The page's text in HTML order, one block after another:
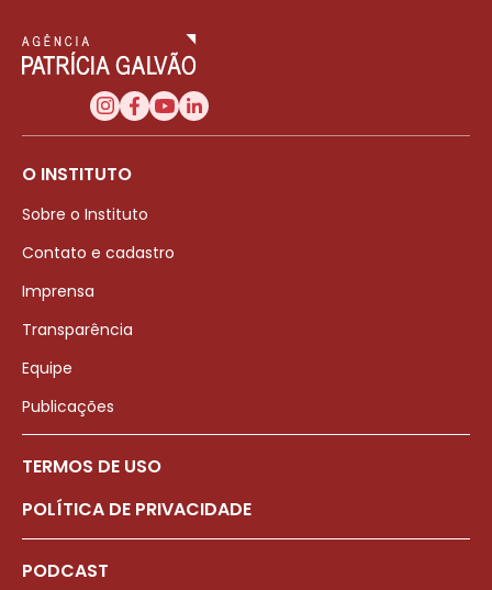
O INSTITUTO
Sobre o Instituto
Contato e cadastro
Imprensa
Transparência
Equipe
Publicações
TERMOS DE USO
POLÍTICA DE PRIVACIDADE
PODCAST